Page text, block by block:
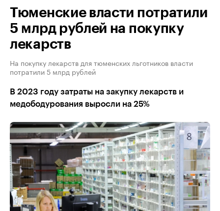
Тюменские власти потратили
5 млрд рублей на покупку
лекарств
На покупку лекарств для тюменских льготников власти
потратили 5 млрд рублей
В 2023 году затраты на закупку лекарств и
медободурования выросли на 25%